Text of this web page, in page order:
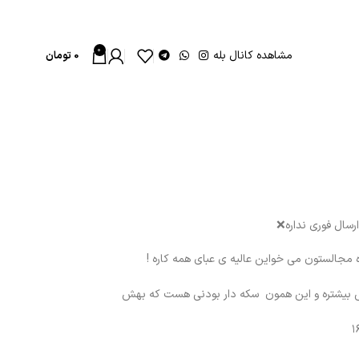
مشاهده کانال بله 0
0 تومان
مجالستون می خواین عالیه ی عبای همه کاره !
بیشتره و این همون سکه دار بودنی هست که بهش